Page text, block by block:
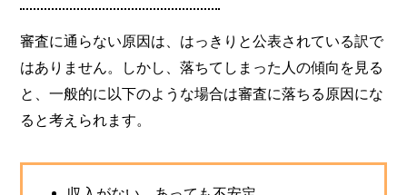
審査に通らない原因は、はっきりと公表されている訳で
はありません。しかし、落ちてしまった人の傾向を見る
と、一般的に以下のような場合は審査に落ちる原因にな
ると考えられます。